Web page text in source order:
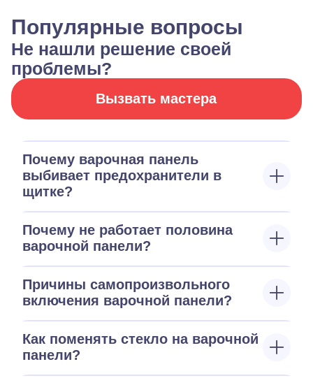
Популярные вопросы
Не нашли решение своей
проблемы?
Вызвать мастера
Почему варочная панель
выбивает предохранители в
щитке?
Почему не работает половина
варочной панели?
Причины самопроизвольного
включения варочной панели?
Как поменять стекло на варочной
панели?